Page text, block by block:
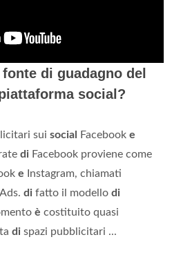
di guadagno del
social?
sui social Facebook e
di Facebook proviene come
e Instagram, chiamati
di fatto il modello di
è costituito quasi
di spazi pubblicitari ...